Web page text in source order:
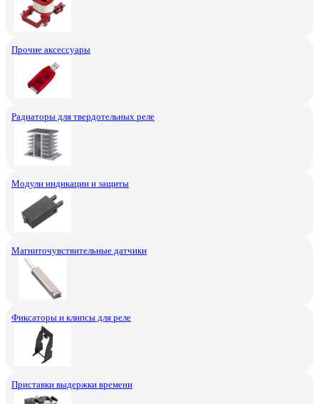
Прочие аксессуары
Радиаторы для твердотельных реле
Модули индикации и защиты
Магниточувствительные датчики
Фиксаторы и клипсы для реле
Приставки выдержки времени